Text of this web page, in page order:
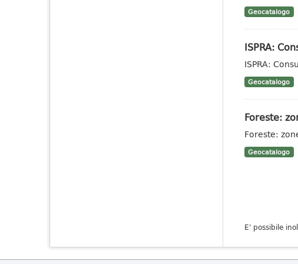
Geocatalogo
ISPRA:
ISPRA:
Geocatalogo
Foreste:
Foreste:
Geocatalogo
E' possibile